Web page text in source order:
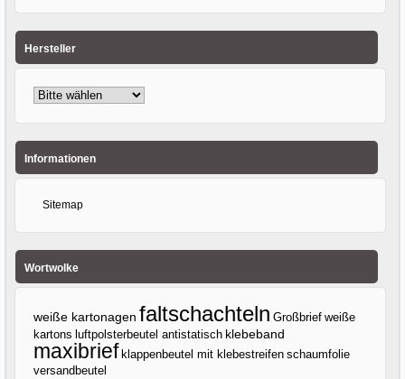
Hersteller
Informationen
Sitemap
Wortwolke
weiße kartonagen faltschachteln Großbrief weiße
kartons luftpolsterbeutel antistatisch klebeband
maxibrief klappenbeutel mit klebestreifen schaumfolie
versandbeutel